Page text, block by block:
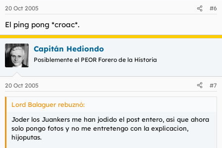
20 Oct 2005 #6
El ping pong *croac*.
Capitán Hediondo
Posiblemente el PEOR Forero de la Historia
20 Oct 2005 #7
Lord Balaguer rebuznó:
Joder los Juankers me han jodido el post entero, asi que ahora
solo pongo fotos y no me entretengo con la explicacion,
hijoputas.